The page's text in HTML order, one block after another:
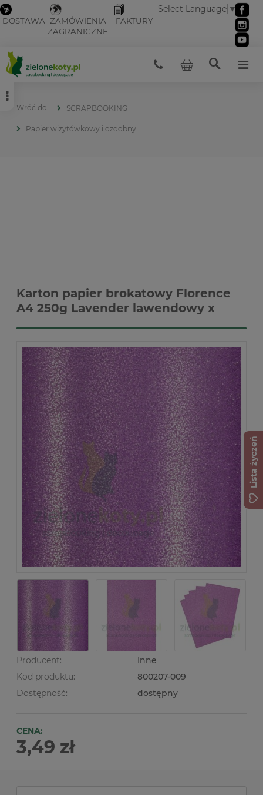
DOSTAWA ZAMÓWIENIA
ZAGRANICZNE
FAKTURY
Select Language ▼
SCRAPBOOKING
Papier wizytówkowy i ozdobny
Karton papier brokatowy Florence
A4 250g Lavender lawendowy x
Producent:
Inne
Kod produktu:
800207-009
Dostępność:
dostępny
CENA:
3,49 zł
Lista życzeń